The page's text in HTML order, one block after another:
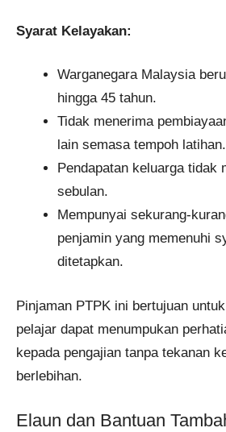
Syarat Kelayakan:
Warganegara Malaysia
hingga 45 tahun.
Tidak menerima
lain semasa tempoh latihan.
Pendapatan keluarga tidak
sebulan.
Mempunyai sekurang-
penjamin yang memenuhi
ditetapkan.
Pinjaman PTPK ini bertujuan
pelajar dapat menumpukan
kepada pengajian tanpa tekanan
berlebihan.
Elaun dan Bantuan